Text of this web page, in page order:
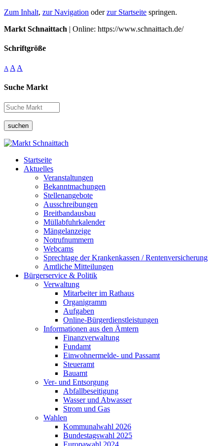
Zum Inhalt, zur Navigation oderzur Startseite springen.
Markt Schnaittach | Online: https://www.schnaittach.de/
Schriftgröße
A A A
Suche Markt
suchen
Startseite
Aktuelles
Veranstaltungen
Bekanntmachungen
Stellenangebote
Ausschreibungen
Breitbandausbau
Müllabfuhrkalender
Mängelanzeige
Notrufnummern
Webcams
Sprechtage der Krankenkassen / Rentenversicherung
Amtliche Mitteilungen
Bürgerservice & Politik
Verwaltung
Mitarbeiter im Rathaus
Organigramm
Aufgaben
Online-Bürgerdienstleistungen
Informationen aus den Ämtern
Finanzverwaltung
Fundamt
Einwohnermelde- und Passamt
Steueramt
Bauamt
Ver- und Entsorgung
Abfallbeseitigung
Wasser und Abwasser
Strom und Gas
Wahlen
Kommunalwahl 2026
Bundestagswahl 2025
Europawahl 2024